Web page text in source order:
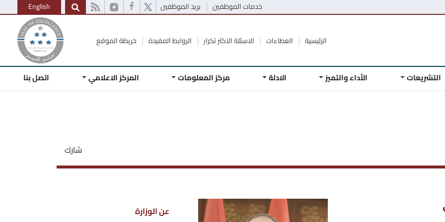
خدمات الموظفين بريد الموظفين English
الرئيسية العطاءات الاسئلة الاكثر تكرار الروابط المفيدة خريطة الموقع
التشريعات الأداء والتميز الادلة مركز المعلومات المركز الاعلامي اتصل بنا
شارك
عن الوزارة